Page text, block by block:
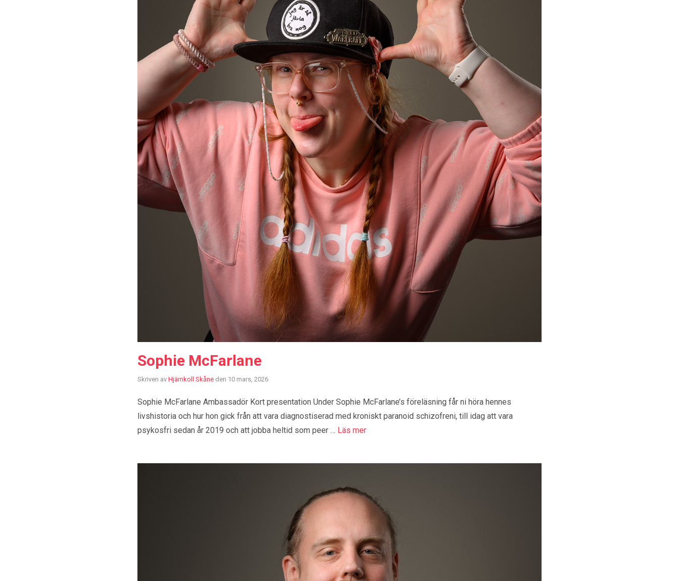
Sophie McFarlane
Skriven av Hjärnkoll Skåne den 10 mars, 2026
Sophie McFarlane Ambassadör Kort presentation Under Sophie McFarlane’s föreläsning får ni höra hennes
livshistoria och hur hon gick från att vara diagnostiserad med kroniskt paranoid schizofreni, till idag att vara
psykosfri sedan år 2019 och att jobba heltid som peer … Läs mer